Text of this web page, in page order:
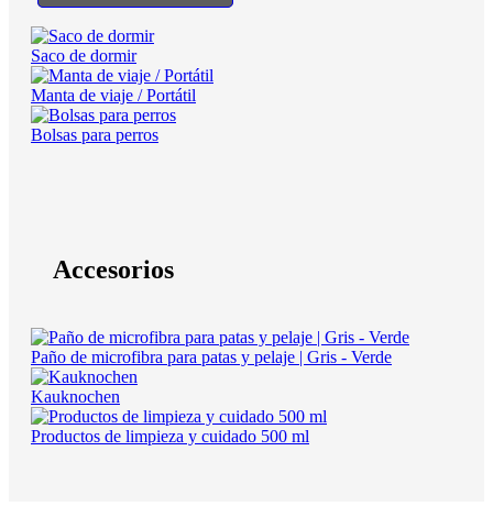
Saco de dormir
Manta de viaje / Portátil
Bolsas para perros
Accesorios
Paño de microfibra para patas y pelaje | Gris - Verde
Kauknochen
Productos de limpieza y cuidado 500 ml